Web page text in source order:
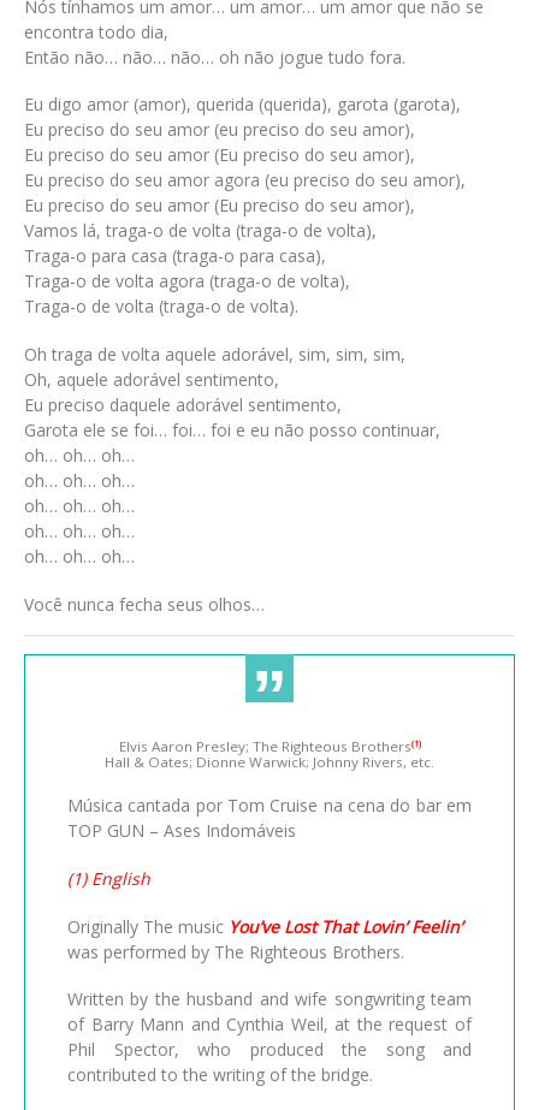
Nós tínhamos um amor… um amor… um amor que não se
encontra todo dia,
Então não… não… não… oh não jogue tudo fora.
Eu digo amor (amor), querida (querida), garota (garota),
Eu preciso do seu amor (eu preciso do seu amor),
Eu preciso do seu amor (Eu preciso do seu amor),
Eu preciso do seu amor agora (eu preciso do seu amor),
Eu preciso do seu amor (Eu preciso do seu amor),
Vamos lá, traga-o de volta (traga-o de volta),
Traga-o para casa (traga-o para casa),
Traga-o de volta agora (traga-o de volta),
Traga-o de volta (traga-o de volta).
Oh traga de volta aquele adorável, sim, sim, sim,
Oh, aquele adorável sentimento,
Eu preciso daquele adorável sentimento,
Garota ele se foi… foi… foi e eu não posso continuar,
oh… oh… oh…
oh… oh… oh…
oh… oh… oh…
oh… oh… oh…
oh… oh… oh…
Você nunca fecha seus olhos…
Elvis Aaron Presley; The Righteous Brothers(1)
Hall & Oates; Dionne Warwick; Johnny Rivers, etc.
Música cantada por Tom Cruise na cena do bar em
TOP GUN – Ases Indomáveis
(1) English
Originally The music You’ve Lost That Lovin’ Feelin’
was performed by The Righteous Brothers.
Written by the husband and wife songwriting team
of Barry Mann and Cynthia Weil, at the request of
Phil Spector, who produced the song and
contributed to the writing of the bridge.